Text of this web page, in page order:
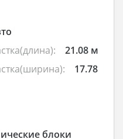
21.08 м
17.78
блоки